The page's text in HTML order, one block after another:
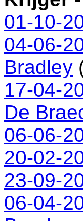
01-10-
04-06-
Bradley
17-04-
De
06-06-
20-02-
23-09-
06-04-